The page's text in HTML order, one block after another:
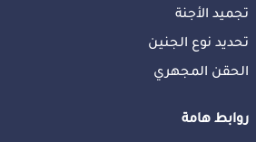
تجميد الأجنة
تحديد نوع الجنين
الحقن المجهري
روابط هامة